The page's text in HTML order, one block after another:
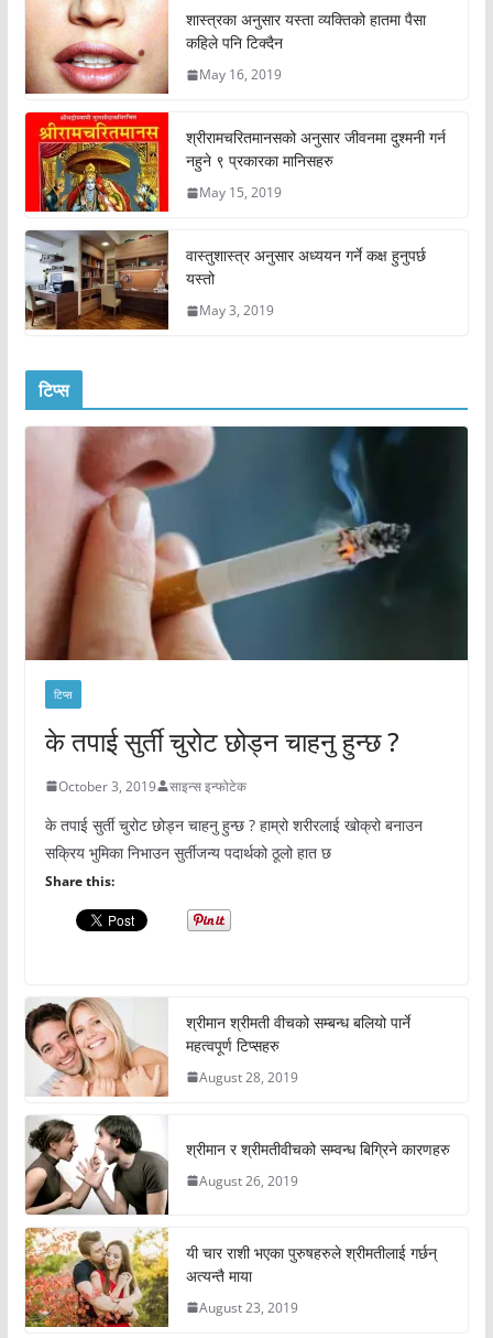
शास्त्रका अनुसार यस्ता व्यक्तिको हातमा पैसा
कहिले पनि टिक्दैन
May 16, 2019
श्रीरामचरितमानसको अनुसार जीवनमा दुश्मनी गर्न
नहुने ९ प्रकारका मानिसहरु
May 15, 2019
वास्तुशास्त्र अनुसार अध्ययन गर्ने कक्ष हुनुपर्छ
यस्तो
May 3, 2019
टिप्स
टिप्स
के तपाई सुर्ती चुरोट छोड्न चाहनु हुन्छ ?
October 3, 2019 साइन्स इन्फोटेक
के तपाई सुर्ती चुरोट छोड्न चाहनु हुन्छ ? हाम्रो शरीरलाई खोक्रो बनाउन
सक्रिय भुमिका निभाउन सुर्तीजन्य पदार्थको ठूलो हात छ
Share this:
श्रीमान श्रीमती वीचको सम्बन्ध बलियो पार्ने
महत्वपूर्ण टिप्सहरु
August 28, 2019
श्रीमान र श्रीमतीवीचको सम्वन्ध बिग्रिने कारणहरु
August 26, 2019
यी चार राशी भएका पुरुषहरुले श्रीमतीलाई गर्छन्
अत्यन्तै माया
August 23, 2019